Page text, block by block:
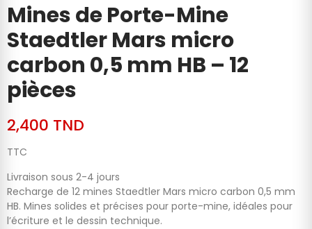
Mines de Porte-Mine
Staedtler Mars micro
carbon 0,5 mm HB – 12
pièces
2,400 TND
TTC
Livraison sous 2-4 jours
Recharge de 12 mines Staedtler Mars micro carbon 0,5 mm
HB. Mines solides et précises pour porte-mine, idéales pour
l’écriture et le dessin technique.